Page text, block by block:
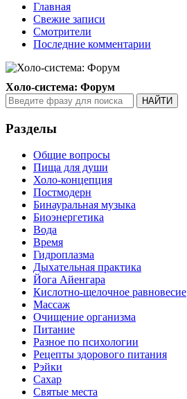
Главная
Свежие записи
Смотрители
Последние комментарии
Холо-система: Форум
Разделы
Общие вопросы
Пища для души
Холо-концепция
Постмодерн
Бинауральная музыка
Биоэнергетика
Вода
Время
Гидроплазма
Дыхательная практика
Йога Айенгара
Кислотно-щелочное равновесие
Массаж
Очищение организма
Питание
Разное по психологии
Рецепты здорового питания
Рэйки
Сахар
Святые места